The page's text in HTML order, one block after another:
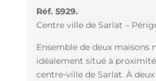
Réf. 5929.
Centre ville de Sarlat –
Ensemble de deux maisons
idéalement situé à
centre-ville de Sarlat. À